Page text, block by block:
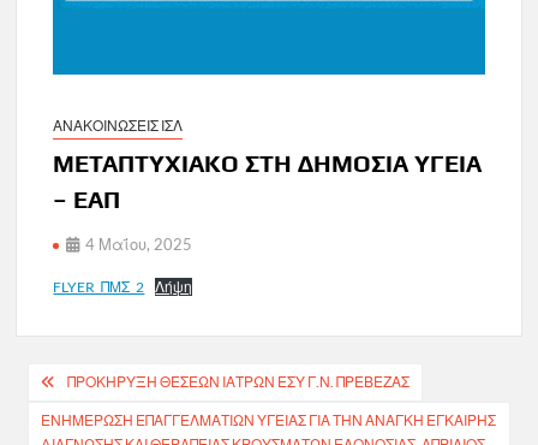
ΑΝΑΚΟΙΝΩΣΕΙΣ ΙΣΛ
ΜΕΤΑΠΤΥΧΙΑΚΟ ΣΤΗ ΔΗΜΟΣΙΑ ΥΓΕΙΑ
– ΕΑΠ
4 Μαΐου, 2025
FLYER_ΠΜΣ_2 Λήψη
Πλοήγηση
άρθρων
ΠΡΟΚΉΡΥΞΗ ΘΈΣΕΩΝ ΙΑΤΡΏΝ ΕΣΥ Γ.Ν. ΠΡΕΒΕΖΑΣ
ΕΝΗΜΈΡΩΣΗ ΕΠΑΓΓΕΛΜΑΤΙΏΝ ΥΓΕΊΑΣ ΓΙΑ ΤΗΝ ΑΝΆΓΚΗ ΈΓΚΑΙΡΗΣ